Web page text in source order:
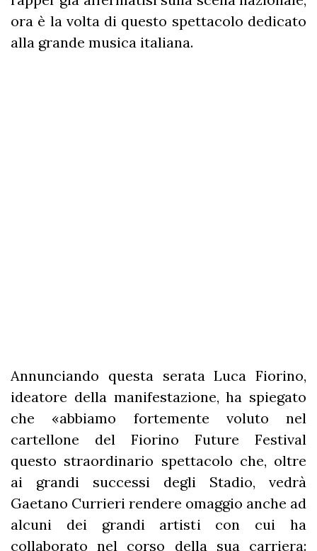
ora è la volta di questo spettacolo dedicato
alla grande musica italiana.
Annunciando questa serata Luca Fiorino,
ideatore della manifestazione, ha spiegato
che «abbiamo fortemente voluto nel
cartellone del Fiorino Future Festival
questo straordinario spettacolo che, oltre
ai grandi successi degli Stadio, vedrà
Gaetano Currieri rendere omaggio anche ad
alcuni dei grandi artisti con cui ha
collaborato nel corso della sua carriera: